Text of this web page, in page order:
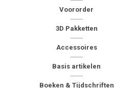
Voororder
3D Pakketten
Accessoires
Basis artikelen
Boeken & Tijdschriften